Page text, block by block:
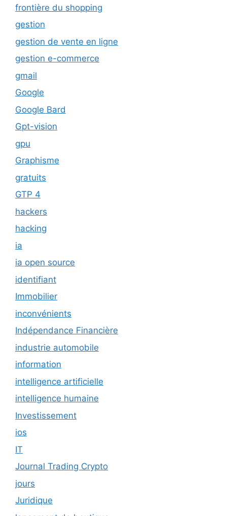
frontière du shopping
gestion
gestion de vente en ligne
gestion e-commerce
gmail
Google
Google Bard
Gpt-vision
gpu
Graphisme
gratuits
GTP 4
hackers
hacking
ia
ia open source
identifiant
Immobilier
inconvénients
Indépendance Financière
industrie automobile
information
intelligence artificielle
intelligence humaine
Investissement
ios
IT
Journal Trading Crypto
jours
Juridique